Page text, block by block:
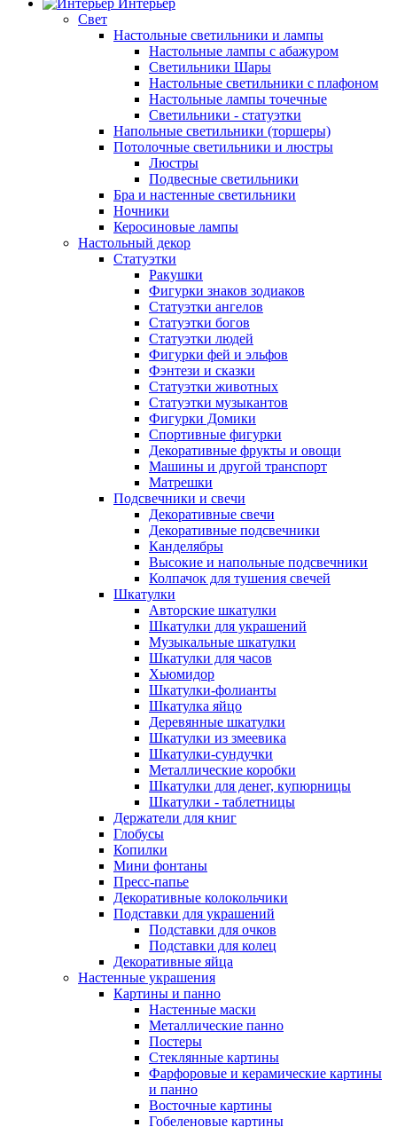
Интерьер
Свет
Настольные светильники и лампы
Настольные лампы с абажуром
Светильники Шары
Настольные светильники с плафоном
Настольные лампы точечные
Светильники - статуэтки
Напольные светильники (торшеры)
Потолочные светильники и люстры
Люстры
Подвесные светильники
Бра и настенные светильники
Ночники
Керосиновые лампы
Настольный декор
Статуэтки
Ракушки
Фигурки знаков зодиаков
Статуэтки ангелов
Статуэтки богов
Статуэтки людей
Фигурки фей и эльфов
Фэнтези и сказки
Статуэтки животных
Статуэтки музыкантов
Фигурки Домики
Спортивные фигурки
Декоративные фрукты и овощи
Машины и другой транспорт
Матрешки
Подсвечники и свечи
Декоративные свечи
Декоративные подсвечники
Канделябры
Высокие и напольные подсвечники
Колпачок для тушения свечей
Шкатулки
Авторские шкатулки
Шкатулки для украшений
Музыкальные шкатулки
Шкатулки для часов
Хьюмидор
Шкатулки-фолианты
Шкатулка яйцо
Деревянные шкатулки
Шкатулки из змеевика
Шкатулки-сундучки
Металлические коробки
Шкатулки для денег, купюрницы
Шкатулки - таблетницы
Держатели для книг
Глобусы
Копилки
Мини фонтаны
Пресс-папье
Декоративные колокольчики
Подставки для украшений
Подставки для очков
Подставки для колец
Декоративные яйца
Настенные украшения
Картины и панно
Настенные маски
Металлические панно
Постеры
Стеклянные картины
Фарфоровые и керамические картины
и панно
Восточные картины
Гобеленовые картины